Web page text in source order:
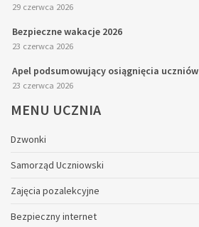
29 czerwca 2026
Bezpieczne wakacje 2026
23 czerwca 2026
Apel podsumowujący osiągnięcia uczniów
23 czerwca 2026
MENU UCZNIA
Dzwonki
Samorząd Uczniowski
Zajęcia pozalekcyjne
Bezpieczny internet